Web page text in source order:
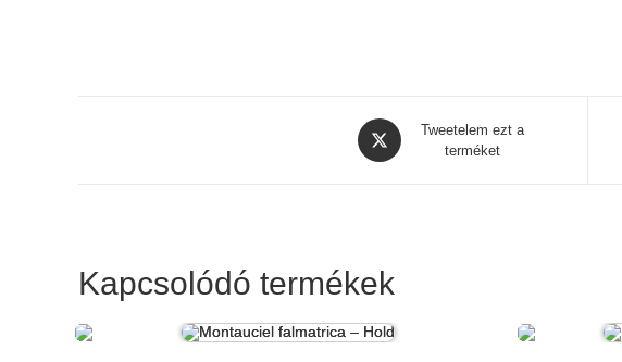
Opens
in
Tweetelem ezt a
terméket
Kapcsolódó termékek